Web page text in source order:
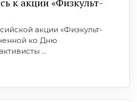
к акции «Физкульт-
акции «Физкульт-
ко Дню
...